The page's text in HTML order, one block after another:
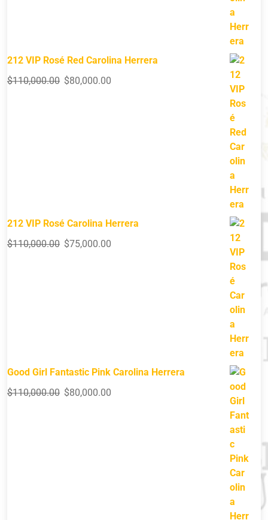
212 VIP Rosé Red Carolina Herrera
$110,000.00 $80,000.00
212 VIP Rosé Carolina Herrera
$110,000.00 $75,000.00
Good Girl Fantastic Pink Carolina Herrera
$110,000.00 $80,000.00